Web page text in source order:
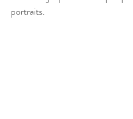
portraits.